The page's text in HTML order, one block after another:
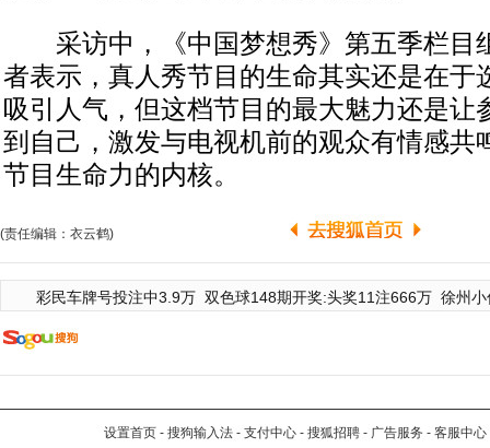
采访中，《中国梦想秀》第五季栏目
者表示，真人秀节目的生命其实还是在于
吸引人气，但这档节目的最大魅力还是让
到自己，激发与电视机前的观众有情感共
节目生命力的内核。
(责任编辑：衣云鹤)
彩民车牌号投注中3.9万 双色球148期开奖:头奖11注666万 徐州
设置首页 - 搜狗输入法 - 支付中心 - 搜狐招聘 - 广告服务 - 客服中心